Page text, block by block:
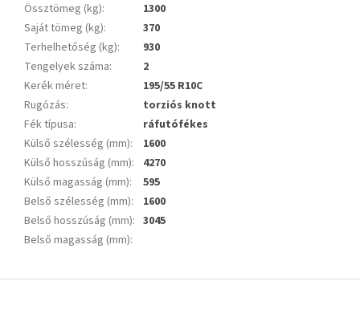
Össztömeg (kg):
1300
Saját tömeg (kg):
370
Terhelhetőség (kg):
930
Tengelyek száma:
2
Kerék méret:
195/55 R10C
Rugózás:
torziós knott
Fék típusa:
ráfutófékes
Külső szélesség (mm):
1600
Külső hosszúság (mm):
4270
Külső magasság (mm):
595
Belső szélesség (mm):
1600
Belső hosszúság (mm): 3045
Belső magasság (mm):